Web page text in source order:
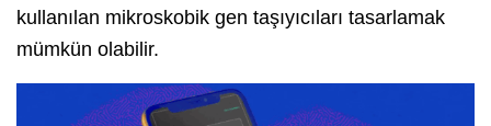
kullanılan mikroskobik gen taşıyıcıları tasarlamak
mümkün olabilir.